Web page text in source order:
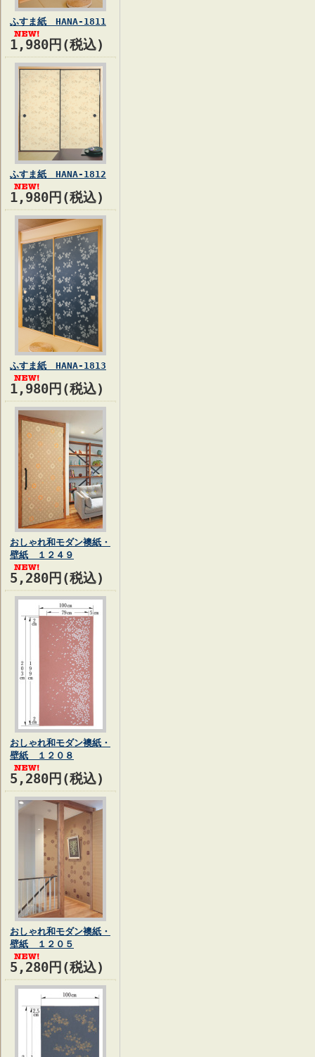
ふすま紙 HANA-1811
1,980円(税込)
ふすま紙 HANA-1812
1,980円(税込)
ふすま紙 HANA-1813
1,980円(税込)
おしゃれ和モダン襖紙・
壁紙 １２４９
5,280円(税込)
おしゃれ和モダン襖紙・
壁紙 １２０８
5,280円(税込)
おしゃれ和モダン襖紙・
壁紙 １２０５
5,280円(税込)